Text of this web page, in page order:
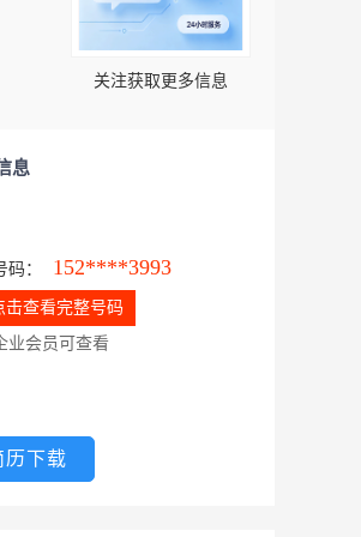
关注获取更多信息
息
码： 152****3993
击查看完整号码
业会员可查看
历下载